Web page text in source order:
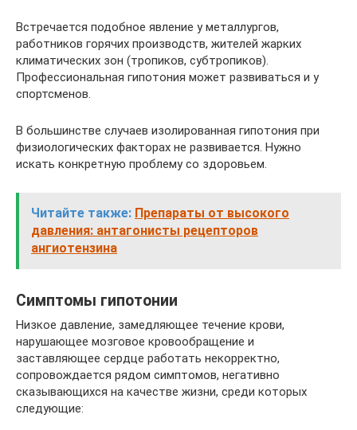
Встречается подобное явление у металлургов,
работников горячих производств, жителей жарких
климатических зон (тропиков, субтропиков).
Профессиональная гипотония может развиваться и у
спортсменов.
В большинстве случаев изолированная гипотония при
физиологических факторах не развивается. Нужно
искать конкретную проблему со здоровьем.
Читайте также: Препараты от высокого
давления: антагонисты рецепторов
ангиотензина
Симптомы гипотонии
Низкое давление, замедляющее течение крови,
нарушающее мозговое кровообращение и
заставляющее сердце работать некорректно,
сопровождается рядом симптомов, негативно
сказывающихся на качестве жизни, среди которых
следующие: